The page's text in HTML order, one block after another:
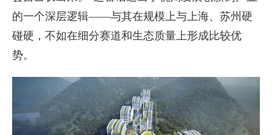
的一个深层逻辑——与其在规模上与上海、苏州硬
碰硬，不如在细分赛道和生态质量上形成比较优
势。